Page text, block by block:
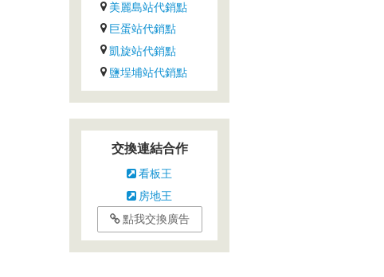
美麗島站代銷點
巨蛋站代銷點
凱旋站代銷點
鹽埕埔站代銷點
交換連結合作
看板王
房地王
點我交換廣告